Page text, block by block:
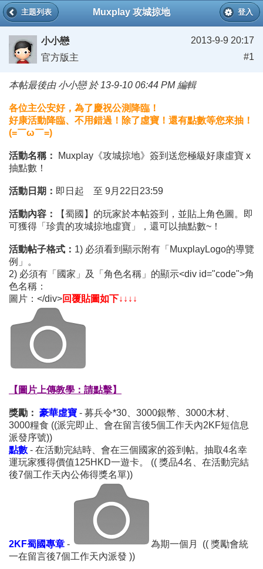
Muxplay 攻城掠地
主題列表 登入
小小戀
官方版主
2013-9-9 20:17
#1
本帖最後由 小小戀 於 13-9-10 06:44 PM 編輯
各位主公安好，為了慶祝公測降臨！
好康活動降臨、不用錯過！除了虛寶！還有點數等您來抽！
(=￣ω￣=)
活動名稱：
Muxplay《攻城掠地》簽到送您極級好康虛寶 x
抽點數！
活動日期： 即日起 至 9月22日23:59
活動內容：
【‎蜀國】的玩家於本帖簽到，並貼上角色圖。即
可獲得「珍貴的攻城掠地虛寶」，還可以抽點數~！
活動帖子格式： 1) 必須看到顯示附有「MuxplayLogo的導覽
例」。
2) 必須有「國家」及「角色名稱」的顯示<div id="code">角
色名稱：
圖片：</div>回覆貼圖如下↓↓↓↓
【圖片上傳教學：請點擊】
獎勵： 豪華虛寶 - 募兵令*30、3000銀幣、3000木材、
3000糧食 ((派完即止、會在留言後5個工作天內2KF短信息
派發序號))
點數 - 在活動完結時、會在三個國家的簽到帖。抽取4名幸
運玩家獲得價值125HKD一遊卡。 (( 獎品4名、在活動完結
後7個工作天內公佈得獎名單))
2KF蜀國專章 -
為期一個月 (( 獎勵會統
一在留言後7個工作天內派發 ))